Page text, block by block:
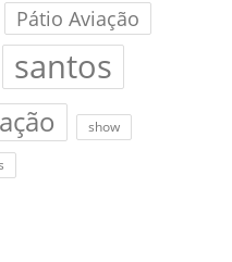
Pátio Aviação
santos
show